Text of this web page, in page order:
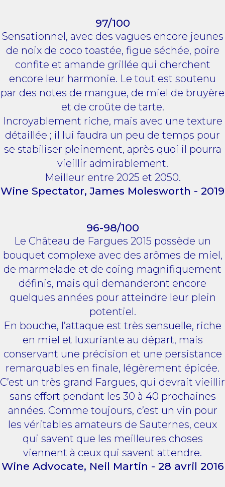
97/100
Sensationnel, avec des vagues encore jeunes
de noix de coco toastée, figue séchée, poire
confite et amande grillée qui cherchent
encore leur harmonie. Le tout est soutenu
par des notes de mangue, de miel de bruyère
et de croûte de tarte.
Incroyablement riche, mais avec une texture
détaillée ; il lui faudra un peu de temps pour
se stabiliser pleinement, après quoi il pourra
vieillir admirablement.
Meilleur entre 2025 et 2050.
Wine Spectator, James Molesworth - 2019
96-98/100
Le Château de Fargues 2015 possède un
bouquet complexe avec des arômes de miel,
de marmelade et de coing magnifiquement
définis, mais qui demanderont encore
quelques années pour atteindre leur plein
potentiel.
En bouche, l’attaque est très sensuelle, riche
en miel et luxuriante au départ, mais
conservant une précision et une persistance
remarquables en finale, légèrement épicée.
C’est un très grand Fargues, qui devrait vieillir
sans effort pendant les 30 à 40 prochaines
années. Comme toujours, c’est un vin pour
les véritables amateurs de Sauternes, ceux
qui savent que les meilleures choses
viennent à ceux qui savent attendre.
Wine Advocate, Neil Martin - 28 avril 2016